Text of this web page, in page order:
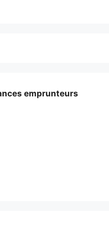
emprunteurs